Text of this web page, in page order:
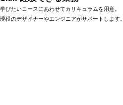
学びたいコースにあわせてカリキュラムを用意。
現役のデザイナーやエンジニアがサポートします。